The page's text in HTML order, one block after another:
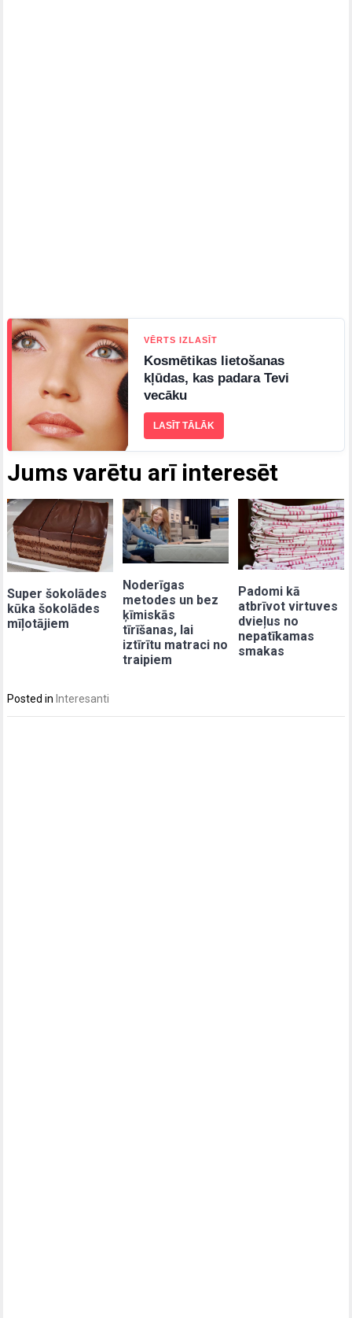
Jums varētu arī interesēt
Super šokolādes
kūka šokolādes
mīļotājiem
Noderīgas
metodes un bez
ķīmiskās
tīrīšanas, lai
iztīrītu matraci no
traipiem
Padomi kā
atbrīvot virtuves
dvieļus no
nepatīkamas
smakas
VĒRTS IZLASĪT
Kosmētikas lietošanas
kļūdas, kas padara Tevi
vecāku
LASĪT TĀLĀK
Posted in Interesanti